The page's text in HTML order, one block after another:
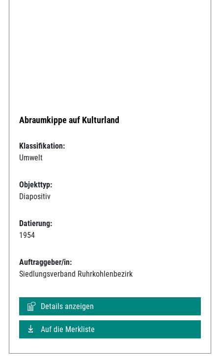
Abraumkippe auf Kulturland
Klassifikation:
Umwelt
Objekttyp:
Diapositiv
Datierung:
1954
Auftraggeber/in:
Siedlungsverband Ruhrkohlenbezirk
Details anzeigen
Auf die Merkliste